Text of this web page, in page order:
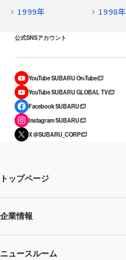
1999年
1998年
公式SNSアカウント
YouTube SUBARU On-Tube
YouTube SUBARU GLOBAL TV
Facebook SUBARU
Instagram SUBARU
X @SUBARU_CORP
トップページ
企業情報
企業情報トップ
ニュースルーム